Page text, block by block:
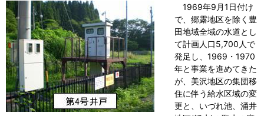
1969年9月1日付け
で、郷露地区を除く豊
田地域全域の水道とし
て計画人口5,700人で
発足し、1969・1970
年と事業を進めてきた
が、美沢地区の集団移
住に伴う給水区域の変
更と、いづれ池、涌井